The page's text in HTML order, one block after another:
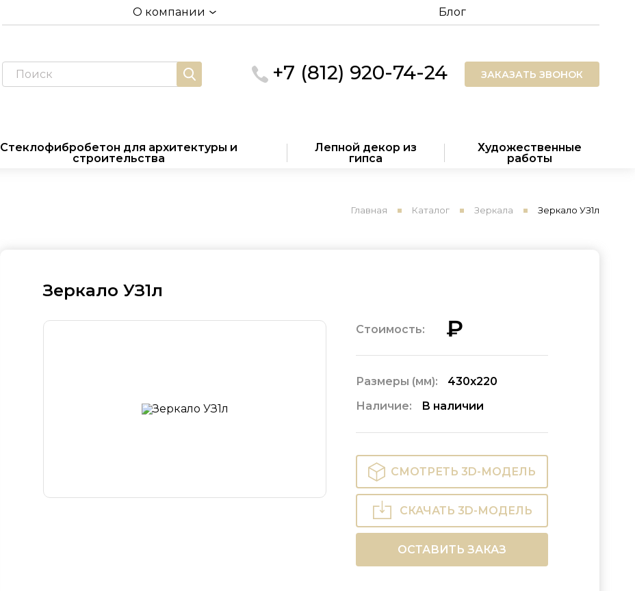
О компании Блог
+7 (812) 920-74-24 ЗАКАЗАТЬ ЗВОНОК
Стеклофибробетон для архитектуры и
строительства
Лепной декор из
гипса
Художественные
работы
Главная Каталог Зеркала Зеркало УЗ1л
Зеркало УЗ1л
Стоимость: ₽
Размеры (мм):
430х220
Наличие:
В наличии
СМОТРЕТЬ 3D-МОДЕЛЬ
СКАЧАТЬ 3D-МОДЕЛЬ
ОСТАВИТЬ ЗАКАЗ